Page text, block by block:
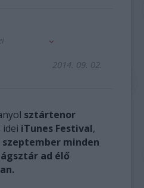
2014. 09. 02.
sztártenor
idei iTunes Festival,
szeptember minden
ad élő